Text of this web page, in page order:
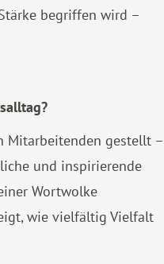
begriffen wird –
Mitarbeitenden gestellt –
und inspirierende
Wortwolke
wie vielfältig Vielfalt